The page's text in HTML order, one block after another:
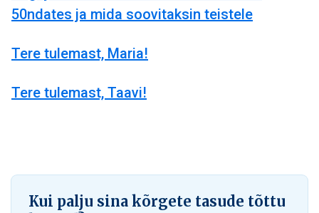
50ndates ja mida soovitaksin teistele
Tere tulemast, Maria!
Tere tulemast, Taavi!
Kui palju sina kõrgete tasude tõttu